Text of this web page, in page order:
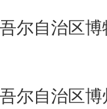
尔自治区
尔自治区